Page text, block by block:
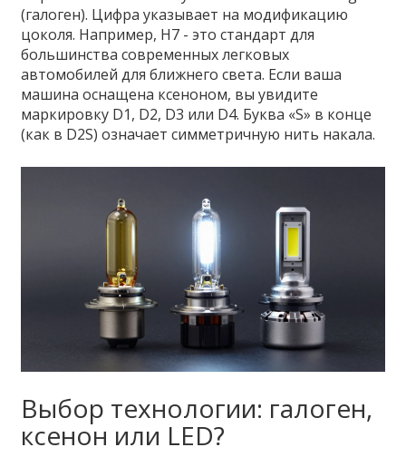
(галоген). Цифра указывает на модификацию
цоколя. Например, H7 - это стандарт для
большинства современных легковых
автомобилей для ближнего света. Если ваша
машина оснащена ксеноном, вы увидите
маркировку D1, D2, D3 или D4. Буква «S» в конце
(как в D2S) означает симметричную нить накала.
Выбор технологии: галоген,
ксенон или LED?